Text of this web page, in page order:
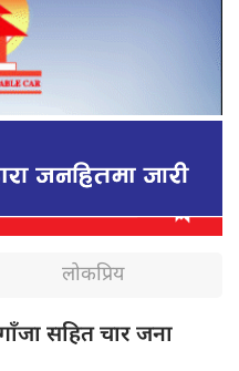
लोकप्रिय
सहित चार जना